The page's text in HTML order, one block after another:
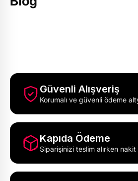
Güvenli Alışveriş
Korumalı ve güvenli ödeme
Kapıda Ödeme
Siparişinizi teslim alırken